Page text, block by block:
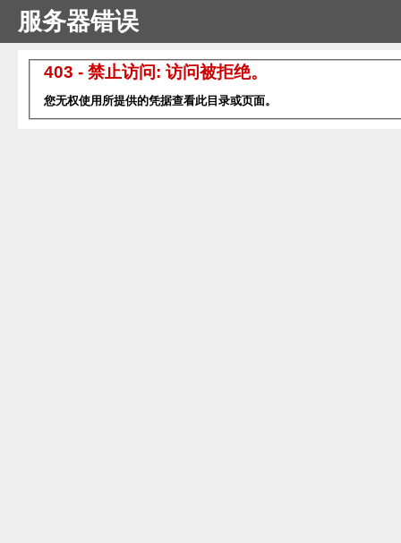
服务器错误
403 - 禁止访问: 访问被拒绝。
您无权使用所提供的凭据查看此目录或页面。